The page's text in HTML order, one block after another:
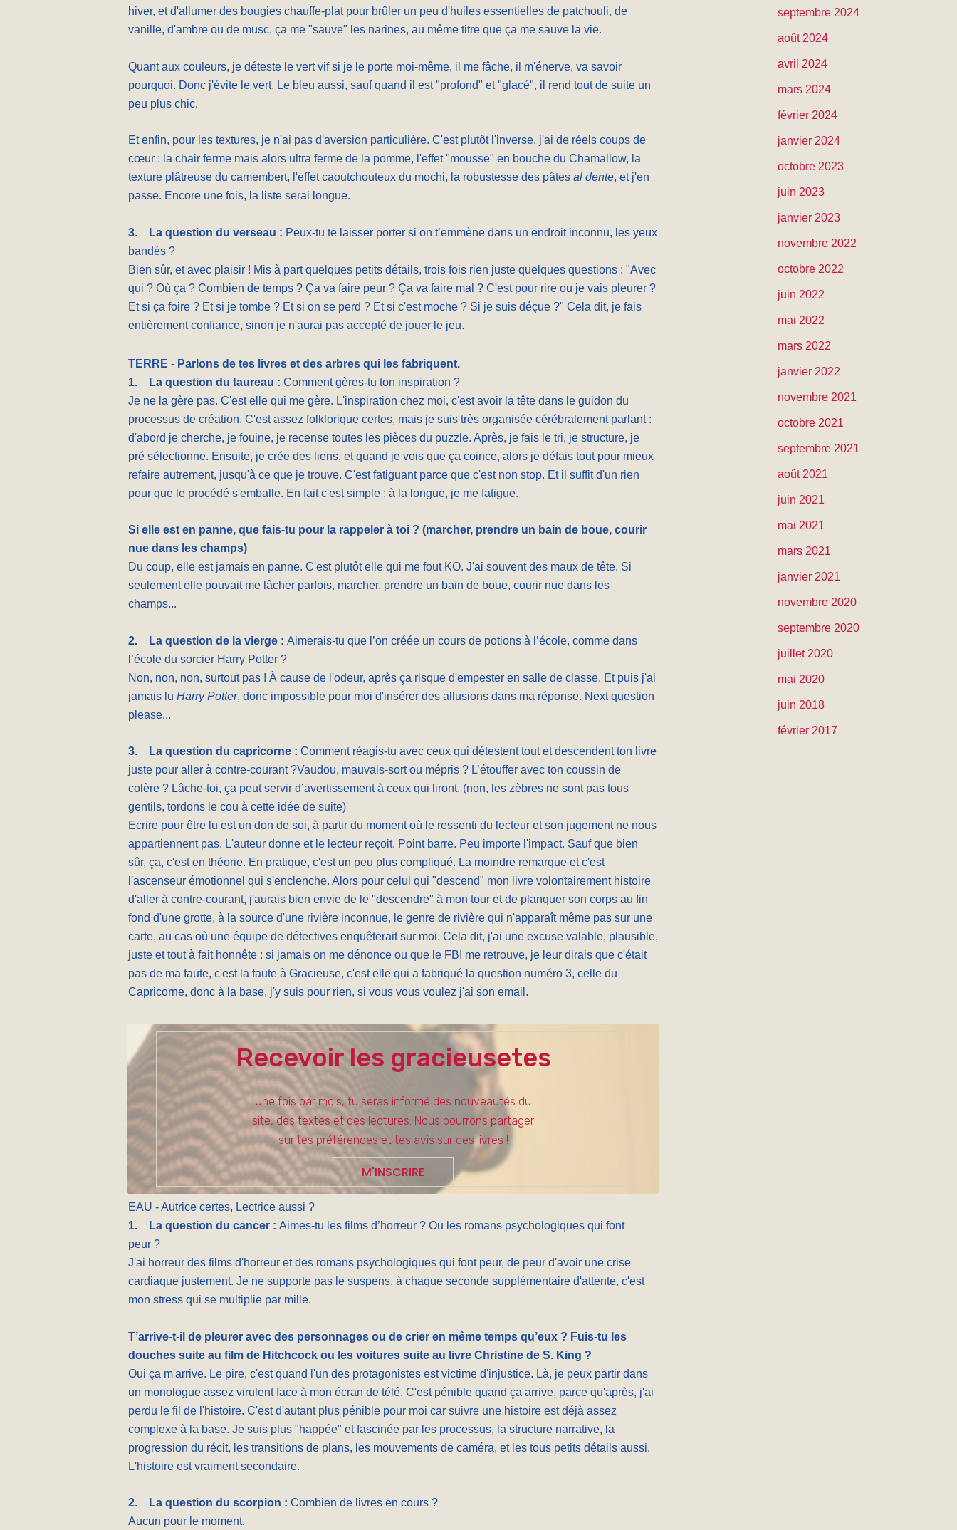
hiver, et d'allumer des bougies chauffe-plat pour brûler un peu d'huiles essentielles de patchouli, de
vanille, d'ambre ou de musc, ça me "sauve" les narines, au même titre que ça me sauve la vie.
Quant aux couleurs, je déteste le vert vif si je le porte moi-même, il me fâche, il m'énerve, va savoir
pourquoi. Donc j'évite le vert. Le bleu aussi, sauf quand il est "profond" et "glacé", il rend tout de suite un
peu plus chic.
Et enfin, pour les textures, je n'ai pas d'aversion particulière. C'est plutôt l'inverse, j'ai de réels coups de
cœur : la chair ferme mais alors ultra ferme de la pomme, l'effet "mousse" en bouche du Chamallow, la
texture plâtreuse du camembert, l'effet caoutchouteux du mochi, la robustesse des pâtes al dente, et j'en
passe. Encore une fois, la liste serai longue.
3. La question du verseau : Peux-tu te laisser porter si on t’emmène dans un endroit inconnu, les yeux
bandés ?
Bien sûr, et avec plaisir ! Mis à part quelques petits détails, trois fois rien juste quelques questions : "Avec
qui ? Où ça ? Combien de temps ? Ça va faire peur ? Ça va faire mal ? C'est pour rire ou je vais pleurer ?
Et si ça foire ? Et si je tombe ? Et si on se perd ? Et si c'est moche ? Si je suis déçue ?" Cela dit, je fais
entièrement confiance, sinon je n'aurai pas accepté de jouer le jeu.
TERRE - Parlons de tes livres et des arbres qui les fabriquent.
1.
La question du taureau : Comment gères-tu ton inspiration ?
Je ne la gère pas. C'est elle qui me gère. L'inspiration chez moi, c'est avoir la tête dans le guidon du
processus de création. C'est assez folklorique certes, mais je suis très organisée cérébralement parlant :
d'abord je cherche, je fouine, je recense toutes les pièces du puzzle. Après, je fais le tri, je structure, je
pré sélectionne. Ensuite, je crée des liens, et quand je vois que ça coince, alors je défais tout pour mieux
refaire autrement, jusqu'à ce que je trouve. C'est fatiguant parce que c'est non stop. Et il suffit d'un rien
pour que le procédé s'emballe. En fait c'est simple : à la longue, je me fatigue.
Si elle est en panne, que fais-tu pour la rappeler à toi ? (marcher, prendre un bain de boue, courir
nue dans les champs)
Du coup, elle est jamais en panne. C'est plutôt elle qui me fout KO. J'ai souvent des maux de tête. Si
seulement elle pouvait me lâcher parfois, marcher, prendre un bain de boue, courir nue dans les
champs...
2. La question de la vierge : Aimerais-tu que l’on créée un cours de potions à l’école, comme dans
l’école du sorcier Harry Potter ?
Non, non, non, surtout pas ! À cause de l'odeur, après ça risque d'empester en salle de classe. Et puis j'ai
jamais lu Harry Potter, donc impossible pour moi d'insérer des allusions dans ma réponse. Next question
please...
3. La question du capricorne : Comment réagis-tu avec ceux qui détestent tout et descendent ton livre
juste pour aller à contre-courant ?Vaudou, mauvais-sort ou mépris ? L’étouffer avec ton coussin de
colère ? Lâche-toi, ça peut servir d’avertissement à ceux qui liront. (non, les zèbres ne sont pas tous
gentils, tordons le cou à cette idée de suite)
Ecrire pour être lu est un don de soi, à partir du moment où le ressenti du lecteur et son jugement ne nous
appartiennent pas. L'auteur donne et le lecteur reçoit. Point barre. Peu importe l'impact. Sauf que bien
sûr, ça, c'est en théorie. En pratique, c'est un peu plus compliqué. La moindre remarque et c'est
l'ascenseur émotionnel qui s'enclenche. Alors pour celui qui "descend" mon livre volontairement histoire
d'aller à contre-courant, j'aurais bien envie de le "descendre" à mon tour et de planquer son corps au fin
fond d'une grotte, à la source d'une rivière inconnue, le genre de rivière qui n'apparaît même pas sur une
carte, au cas où une équipe de détectives enquêterait sur moi. Cela dit, j'ai une excuse valable, plausible,
juste et tout à fait honnête : si jamais on me dénonce ou que le FBI me retrouve, je leur dirais que c'était
pas de ma faute, c'est la faute à Gracieuse, c'est elle qui a fabriqué la question numéro 3, celle du
Capricorne, donc à la base, j'y suis pour rien, si vous vous voulez j'ai son email.
Recevoir les gracieusetes
Une fois par mois, tu seras informé des nouveautés du
site, des textes et des lectures. Nous pourrons partager
sur tes préférences et tes avis sur ces livres !
M'INSCRIRE
EAU - Autrice certes, Lectrice aussi ?
1.
La question du cancer : Aimes-tu les films d’horreur ? Ou les romans psychologiques qui font
peur ?
J'ai horreur des films d'horreur et des romans psychologiques qui font peur, de peur d'avoir une crise
cardiaque justement. Je ne supporte pas le suspens, à chaque seconde supplémentaire d'attente, c'est
mon stress qui se multiplie par mille.
T’arrive-t-il de pleurer avec des personnages ou de crier en même temps qu’eux ? Fuis-tu les
douches suite au film de Hitchcock ou les voitures suite au livre Christine de S. King ?
Oui ça m'arrive. Le pire, c'est quand l'un des protagonistes est victime d'injustice. Là, je peux partir dans
un monologue assez virulent face à mon écran de télé. C'est pénible quand ça arrive, parce qu'après, j'ai
perdu le fil de l'histoire. C'est d'autant plus pénible pour moi car suivre une histoire est déjà assez
complexe à la base. Je suis plus "happée" et fascinée par les processus, la structure narrative, la
progression du récit, les transitions de plans, les mouvements de caméra, et les tous petits détails aussi.
L'histoire est vraiment secondaire.
2. La question du scorpion : Combien de livres en cours ?
Aucun pour le moment.
h
e
septembre 2024
août 2024
avril 2024
mars 2024
février 2024
janvier 2024
octobre 2023
juin 2023
janvier 2023
novembre 2022
octobre 2022
juin 2022
mai 2022
mars 2022
janvier 2022
novembre 2021
octobre 2021
septembre 2021
août 2021
juin 2021
mai 2021
mars 2021
janvier 2021
novembre 2020
septembre 2020
juillet 2020
mai 2020
juin 2018
février 2017